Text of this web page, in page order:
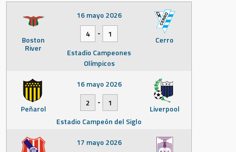
Boston
River
Cerro
16 mayo 2026
4
-
1
Estadio Campeones
Olímpicos
Peñarol Liverpool
16 mayo 2026
2
-
1
Estadio Campeón del Siglo
17 mayo 2026